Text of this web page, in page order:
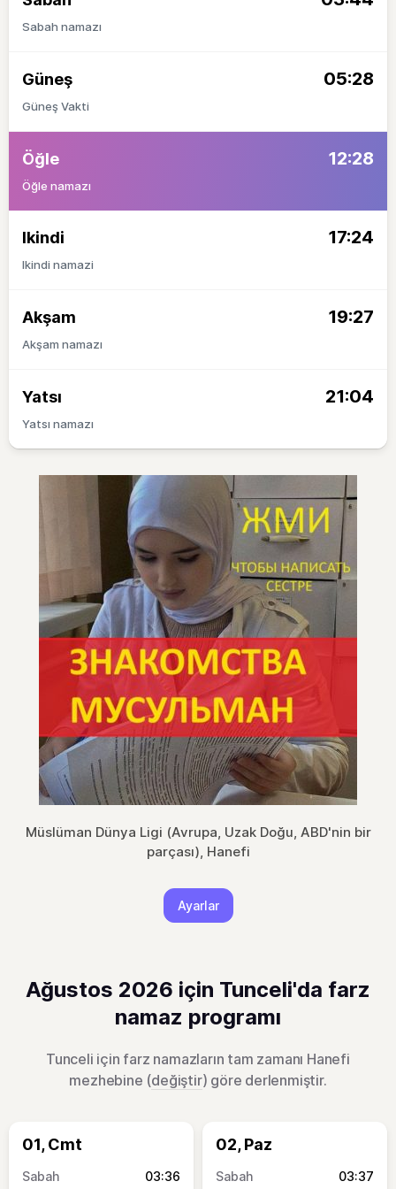
Sabah namazı
Güneş 05:28
Güneş Vakti
Öğle 12:28
Öğle namazı
Ikindi 17:24
Ikindi namazi
Akşam 19:27
Akşam namazı
Yatsı 21:04
Yatsı namazı
Müslüman Dünya Ligi (Avrupa, Uzak Doğu, ABD'nin bir
parçası), Hanefi
Ayarlar
Ağustos 2026 için Tunceli'da farz
namaz programı
Tunceli için farz namazların tam zamanı Hanefi
mezhebine (değiştir) göre derlenmiştir.
01, Cmt
03:36
02, Paz
03:37